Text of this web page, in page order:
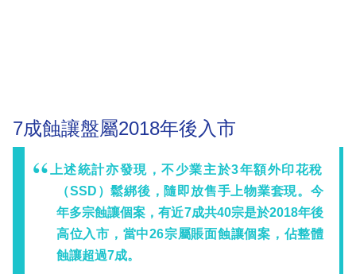
7成蝕讓盤屬2018年後入市
上述統計亦發現，不少業主於3年額外印花稅
（SSD）鬆綁後，隨即放售手上物業套現。今
年多宗蝕讓個案，有近7成共40宗是於2018年後
高位入市，當中26宗屬賬面蝕讓個案，佔整體
蝕讓超過7成。